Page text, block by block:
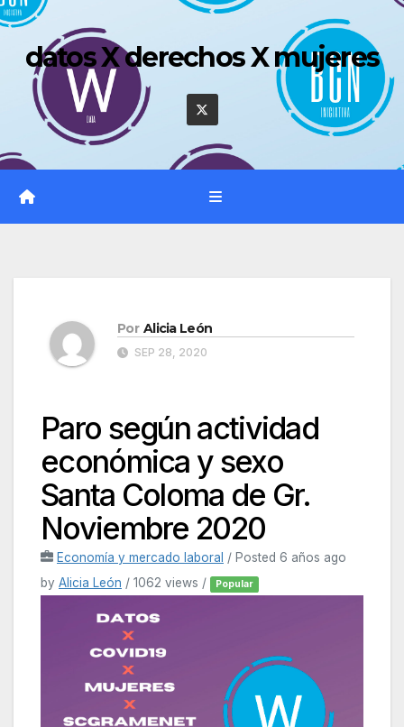
Saltar
contenido
datos X derechos X mujeres
Por Alicia León
SEP 28, 2020
Paro según actividad
económica y sexo
Santa Coloma de Gr.
Noviembre 2020
Economía y mercado laboral / Posted 6 años ago
by Alicia León / 1062 views / Popular